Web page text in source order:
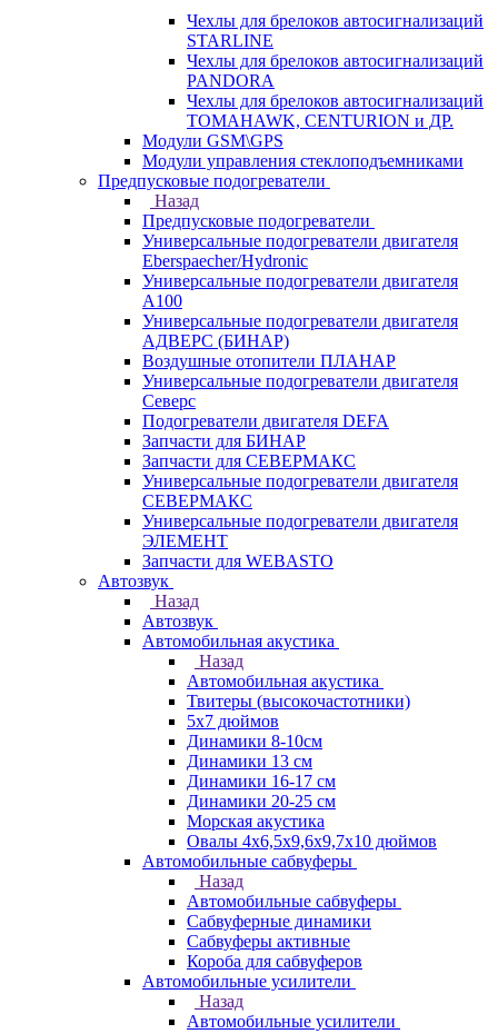
Чехлы для брелоков автосигнализаций
STARLINE
Чехлы для брелоков автосигнализаций
PANDORA
Чехлы для брелоков автосигнализаций
TOMAHAWK, CENTURION и ДР.
Модули GSM\GPS
Модули управления стеклоподъемниками
Предпусковые подогреватели
Назад
Предпусковые подогреватели
Универсальные подогреватели двигателя
Eberspaecher/Hydronic
Универсальные подогреватели двигателя
A100
Универсальные подогреватели двигателя
АДВЕРС (БИНАР)
Воздушные отопители ПЛАНАР
Универсальные подогреватели двигателя
Северс
Подогреватели двигателя DEFA
Запчасти для БИНАР
Запчасти для СЕВЕРМАКС
Универсальные подогреватели двигателя
СЕВЕРМАКС
Универсальные подогреватели двигателя
ЭЛЕМЕНТ
Запчасти для WEBASTO
Автозвук
Назад
Автозвук
Автомобильная акустика
Назад
Автомобильная акустика
Твитеры (высокочастотники)
5x7 дюймов
Динамики 8-10см
Динамики 13 см
Динамики 16-17 см
Динамики 20-25 см
Морская акустика
Овалы 4х6,5х9,6x9,7х10 дюймов
Автомобильные сабвуферы
Назад
Автомобильные сабвуферы
Сабвуферные динамики
Сабвуферы активные
Короба для сабвуферов
Автомобильные усилители
Назад
Автомобильные усилители